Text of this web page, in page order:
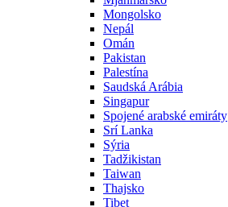
Mongolsko
Nepál
Omán
Pakistan
Palestína
Saudská Arábia
Singapur
Spojené arabské emiráty
Srí Lanka
Sýria
Tadžikistan
Taiwan
Thajsko
Tibet